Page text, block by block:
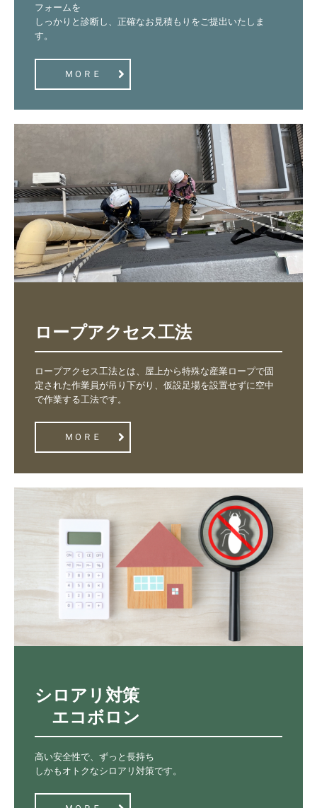
フォームを
しっかりと診断し、正確なお見積もりをご提出いたしま
す。
ＭＯＲＥ
ロープアクセス工法
ロープアクセス工法とは、屋上から特殊な産業ロープで固
定された作業員が吊り下がり、仮設足場を設置せずに空中
で作業する工法です。
ＭＯＲＥ
シロアリ対策
エコボロン
高い安全性で、ずっと長持ち
しかもオトクなシロアリ対策です。